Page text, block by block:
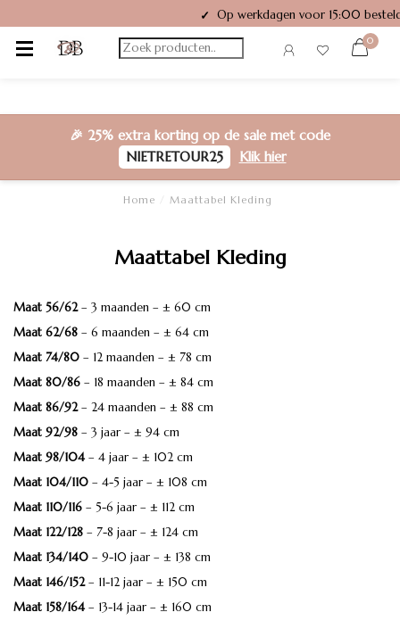
✓ Op werkdagen voor 15:00
0
🎉 25% extra korting op de sale met code
NIETRETOUR25
Klik hier
Home Maattabel Kleding
Maattabel Kleding
Maat 56/62– 3 maanden – ± 60 cm
Maat 62/68 – 6 maanden – ± 64 cm
Maat 74/80 – 12 maanden – ± 78 cm
Maat 80/86 – 18 maanden – ± 84 cm
Maat 86/92– 24 maanden – ± 88 cm
Maat 92/98 – 3 jaar – ± 94 cm
Maat 98/104– 4 jaar – ± 102 cm
Maat 104/110 – 4-5 jaar – ± 108 cm
Maat 110/116 – 5-6 jaar – ± 112 cm
Maat 122/128 – 7-8 jaar – ± 124 cm
Maat 134/140 – 9-10 jaar – ± 138 cm
Maat 146/152– 11-12 jaar – ± 150 cm
Maat 158/164– 13-14 jaar – ± 160 cm